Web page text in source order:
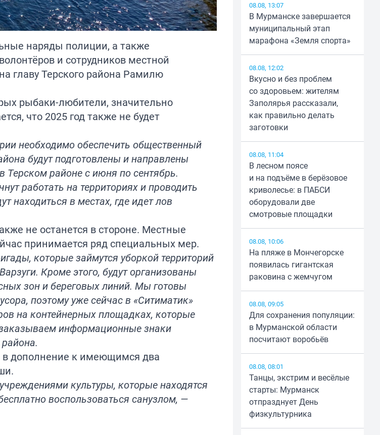
наряды полиции, а также
и сотрудников местной
главу Терского района Рамилю
рыбаки-любители, значительно
что 2025 год также не будет
необходимо обеспечить общественный
будут подготовлены и направлены
районе с июня по сентябрь.
работать на территориях и проводить
находиться в местах, где идет лов
не останется в стороне. Местные
принимается ряд специальных мер.
которые займутся уборкой территорий
Кроме этого, будут организованы
зон и береговых линий. Мы готовы
поэтому уже сейчас в «Ситиматик»
на контейнерных площадках, которые
информационные знаки
в дополнение к имеющимся два
культуры, которые находятся
воспользоваться санузлом, —
08.08, 13:07
В Мурманске завершается
муниципальный этап
марафона «Земля спорта»
08.08, 12:02
Вкусно и без проблем
со здоровьем: жителям
Заполярья рассказали,
как правильно делать
заготовки
08.08, 11:04
В лесном поясе
и на подъёме в берёзовое
криволесье: в ПАБСИ
оборудовали две
смотровые площадки
08.08, 10:06
На пляже в Мончегорске
появилась гигантская
раковина с жемчугом
08.08, 09:05
Для сохранения популяции:
в Мурманской области
посчитают воробьёв
08.08, 08:01
Танцы, экстрим и весёлые
старты: Мурманск
отпразднует День
физкультурника